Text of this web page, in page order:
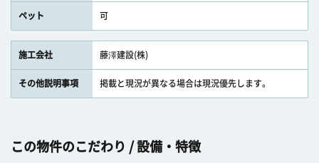
ペット 可
施工会社 藤澤建設(株)
その他説明事項 掲載と現況が異なる場合は現況優先します。
この物件のこだわり / 設備・特徴